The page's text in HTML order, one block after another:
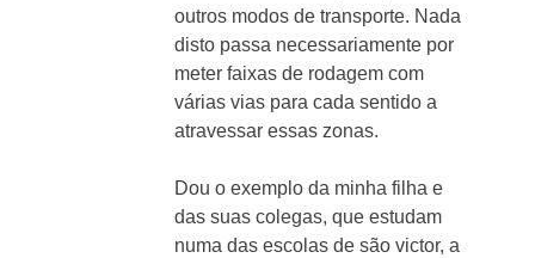
outros modos de transporte. Nada
disto passa necessariamente por
meter faixas de rodagem com
várias vias para cada sentido a
atravessar essas zonas.
Dou o exemplo da minha filha e
das suas colegas, que estudam
numa das escolas de são victor, a